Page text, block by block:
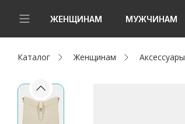
ЖЕНЩИНАМ МУЖЧИНАМ
Новинки
Женщинам
Мужчинам
Каталог Женщинам Аксессуары